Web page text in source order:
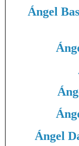
Ángel
Ángel